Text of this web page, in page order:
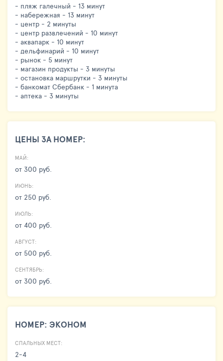
- пляж галечный - 13 минут
- набережная - 13 минут
- центр - 2 минуты
- центр развлечений - 10 минут
- аквапарк - 10 минут
- дельфинарий - 10 минут
- рынок - 5 минут
- магазин продукты - 3 минуты
- остановка маршрутки - 3 минуты
- банкомат Сбербанк - 1 минута
- аптека - 3 минуты
ЦЕНЫ ЗА НОМЕР:
МАЙ:
от 300 руб.
ИЮНЬ:
от 250 руб.
ИЮЛЬ:
от 400 руб.
АВГУСТ:
от 500 руб.
СЕНТЯБРЬ:
от 300 руб.
НОМЕР: ЭКОНОМ
СПАЛЬНЫХ МЕСТ:
2-4